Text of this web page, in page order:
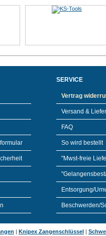
SERVICE
Vertrag
Versand &
FAQ
So wird bestellt
"Mwst-freie
Entsorgung/
Beschwerden/
| Knipex Zangenschlüssel |